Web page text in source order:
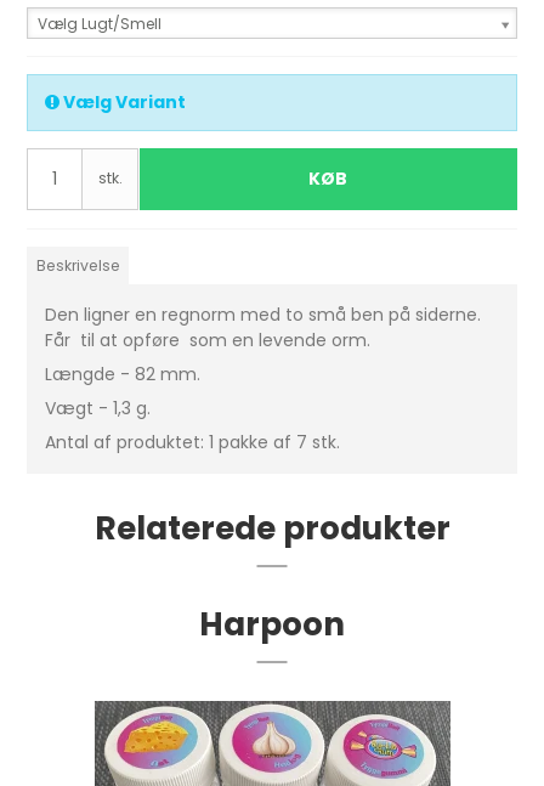
Vælg Lugt/Smell
Vælg Variant
stk. KØB
Beskrivelse
Den ligner en regnorm med to små ben på siderne.
Får til at opføre som en levende orm.
Længde - 82 mm.
Vægt - 1,3 g.
Antal af produktet: 1 pakke af 7 stk.
Relaterede produkter
Harpoon